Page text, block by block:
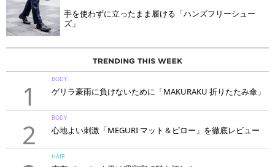
手を使わずに立ったまま履ける「ハンズフリーシュー
ズ」
1
BODY
ゲリラ豪雨に負けないために「MAKURAKU 折りたたみ傘」
2
BODY
心地よい刺激「MEGURI マット＆ピロー」を徹底レビュー
HAIR